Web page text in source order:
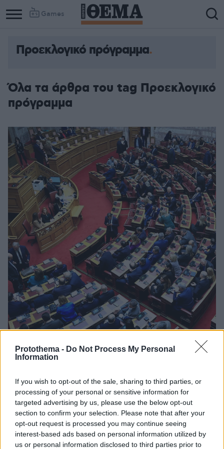
Protothema - Do Not Process My Personal
Information
If you wish to opt-out of the sale, sharing to third parties, or
processing of your personal or sensitive information for
targeted advertising by us, please use the below opt-out
section to confirm your selection. Please note that after your
opt-out request is processed you may continue seeing
interest-based ads based on personal information utilized by
us or personal information disclosed to third parties prior to
Games
Προεκλογικό πρόγραμμα
Όλα τα άρθρα του tag Προεκλογικό
πρόγραμμα
Έρχεται ο μηχανισμός κοστολόγησης των προεκλογικών
μετράει τον «λογαριασμό»
Προεκλογικές υποσχέσεις με… κοστολόγιο -
Εθελοντική η συμμετοχή των κομμάτων στο νέο
θεσμό - Κάθε πολιτικός φορέας θα μπορεί να ζητήσει
την εξέταση έως και 10 μέτρων από τις προτάσεις του
- Από 1η Νοεμβρίου η νέα διαδικασία
30.07.2026, 07:13 17